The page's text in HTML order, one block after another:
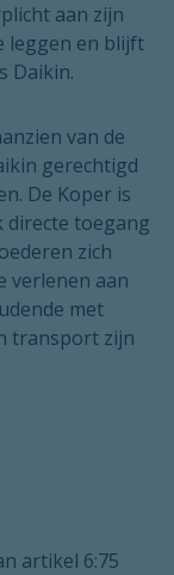
aan zijn
leggen en blijft
Daikin.
van de
gerechtigd
De Koper is
directe toegang
zich
verlenen aan
met
transport zijn
artikel 6:75